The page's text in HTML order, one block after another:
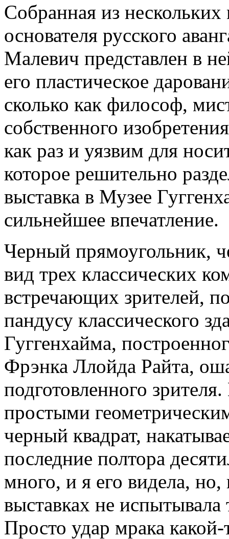
Собранная из
основателя русского
Малевич представлен в
его пластическое
сколько как философ,
собственного
как раз и уязвим для
которое решительно
выставка в Музее
сильнейшее впечатление.
Черный прямоугольник,
вид трех классических
встречающих зрителей,
пандусу классического
Гуггенхайма,
Фрэнка Ллойда Райта,
подготовленного
простыми
черный квадрат,
последние полтора
много, и я его видела,
выставках не испытывала
Просто удар мрака какой-